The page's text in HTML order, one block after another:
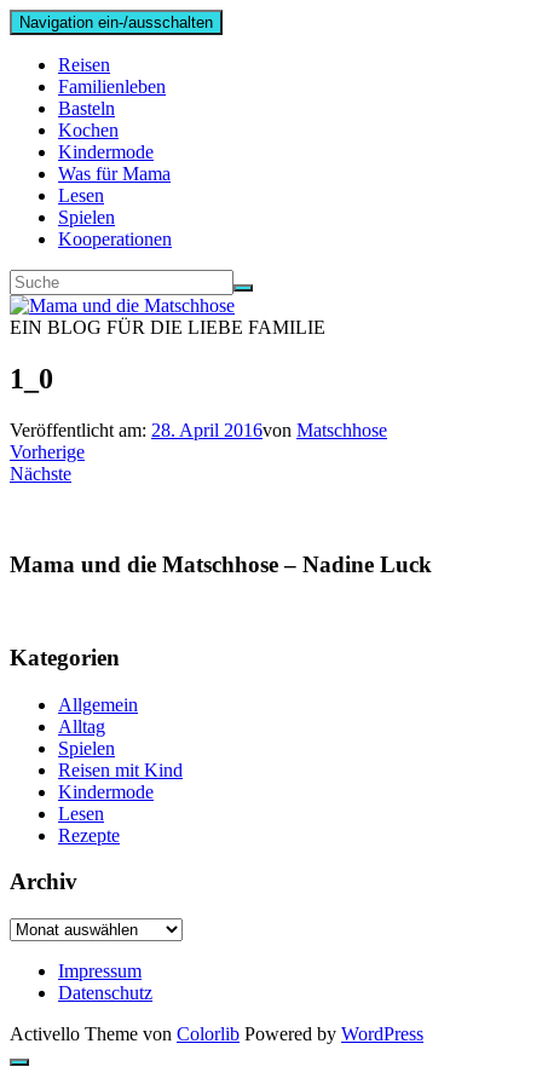
Navigation ein-/ausschalten
Reisen
Familienleben
Basteln
Kochen
Kindermode
Was für Mama
Lesen
Spielen
Kooperationen
EIN BLOG FÜR DIE LIEBE FAMILIE
1_0
Veröffentlicht am: 28. April 2016von Matschhose
Vorherige
Nächste
Mama und die Matschhose – Nadine Luck
Kategorien
Allgemein
Alltag
Spielen
Reisen mit Kind
Kindermode
Lesen
Rezepte
Archiv
Archiv
Impressum
Datenschutz
Activello Theme von Colorlib Powered by WordPress